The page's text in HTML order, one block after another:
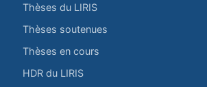
Thèses du LIRIS
Thèses soutenues
Thèses en cours
HDR du LIRIS